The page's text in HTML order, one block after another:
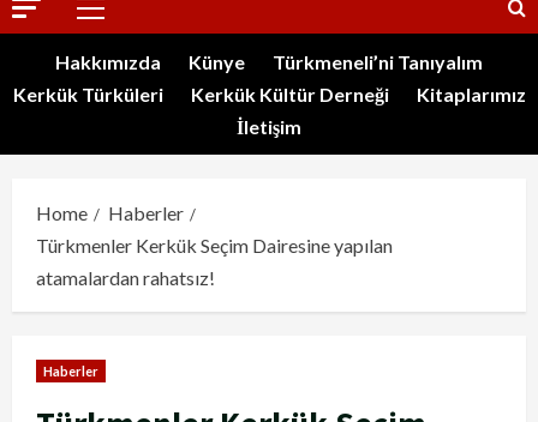
Hakkımızda Künye
Türkmeneli’ni Tanıyalım
Kerkük Türküleri
Kerkük Kültür Derneği
Kitaplarımız
İletişim
Home
Haberler
Türkmenler Kerkük Seçim Dairesine yapılan
atamalardan rahatsız!
Haberler